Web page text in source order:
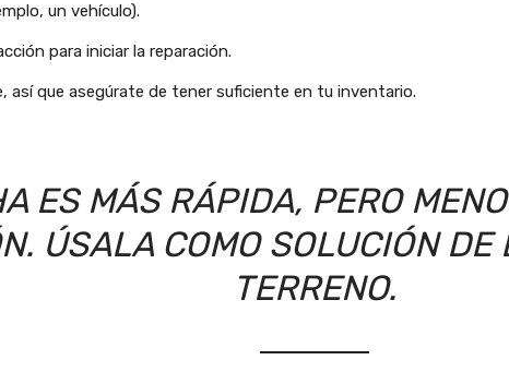
un vehículo).
para iniciar la reparación.
así que asegúrate de tener suficiente en tu inventario.
ES MÁS RÁPIDA, PERO
ÚSALA COMO SOLUCIÓN DE
TERRENO.